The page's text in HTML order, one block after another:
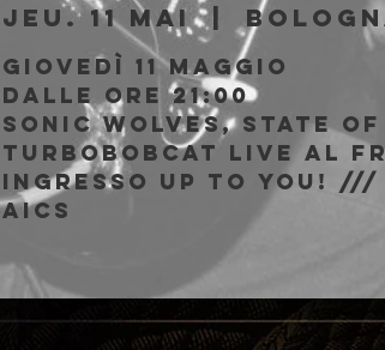
jeu. 11 mai
  |
Giovedì 11 Maggio
Dalle ore 21:00
Sonic Wolves, State
Turbobobcat live al
Ingresso Up to You!
AICS